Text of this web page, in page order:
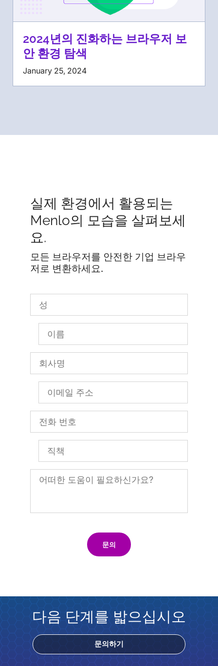
2024년의 진화하는 브라우저 보
안 환경 탐색
January 25, 2024
실제 환경에서 활용되는
Menlo의 모습을 살펴보세
요.
모든 브라우저를 안전한 기업 브라우
저로 변환하세요.
문의
다음 단계를 밟으십시오
문의하기